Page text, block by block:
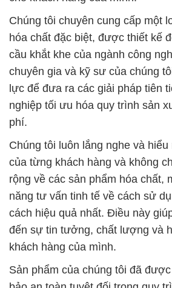
Chúng tôi chuyên cung cấp một
hóa chất đặc biệt, được thiết kế
cầu khắt khe của ngành công
chuyên gia và kỹ sư của chúng
lực để đưa ra các giải pháp tiên
nghiệp tối ưu hóa quy trình sản
phí.
Chúng tôi luôn lắng nghe và
của từng khách hàng và không
rộng về các sản phẩm hóa chất,
năng tư vấn tinh tế về cách sử
cách hiệu quả nhất. Điều này
đến sự tin tưởng, chất lượng và
khách hàng của mình.
Sản phẩm của chúng tôi đã